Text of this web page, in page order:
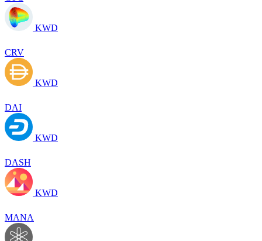
KWD
CRV
KWD
DAI
KWD
DASH
KWD
MANA